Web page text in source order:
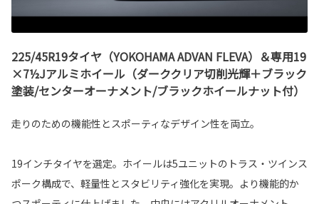
225/45R19タイヤ（YOKOHAMA ADVAN FLEVA）＆専用19
×7½Jアルミホイール（ダーククリア切削光輝＋ブラック
塗装/センターオーナメント/ブラックホイールナット付）
走りのための機能性とスポーティなデザイン性を両立。
19インチタイヤを選定。ホイールは5ユニットのトラス・ツインス
ポーク構成で、軽量性とスタビリティ強化を実現。より機能的か